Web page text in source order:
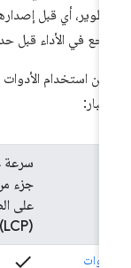
أي قبل إصدارها
في الأداء قبل
سرعة
جزء من
على